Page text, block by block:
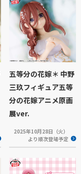
五等分の花嫁＊ 中野
三玖フィギュア五等
分の花嫁アニメ原画
展ver.
2025年10月28日（火）
より順次登場予定